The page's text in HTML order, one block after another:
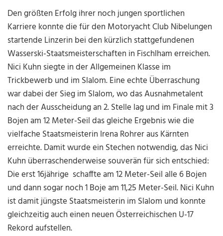
Den größten Erfolg ihrer noch jungen sportlichen
Karriere konnte die für den Motoryacht Club Nibelungen
startende Linzerin bei den kürzlich stattgefundenen
Wasserski-Staatsmeisterschaften in Fischlham erreichen.
Nici Kuhn siegte in der Allgemeinen Klasse im
Trickbewerb und im Slalom. Eine echte Überraschung
war dabei der Sieg im Slalom, wo das Ausnahmetalent
nach der Ausscheidung an 2. Stelle lag und im Finale mit 3
Bojen am 12 Meter-Seil das gleiche Ergebnis wie die
vielfache Staatsmeisterin Irena Rohrer aus Kärnten
erreichte. Damit wurde ein Stechen notwendig, das Nici
Kuhn überraschenderweise souverän für sich entschied:
Die erst 16jährige schaffte am 12 Meter-Seil alle 6 Bojen
und dann sogar noch 1 Boje am 11,25 Meter-Seil. Nici Kuhn
ist damit jüngste Staatsmeisterin im Slalom und konnte
gleichzeitig auch einen neuen Österreichischen U-17
Rekord aufstellen.